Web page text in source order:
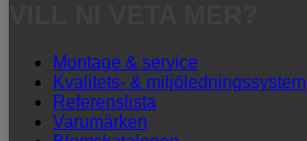
Montage & service
Kvalitets- & miljöledningssystem
Referenslista
Varumärken